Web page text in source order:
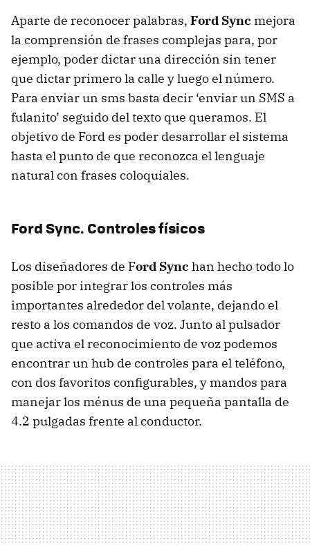
Aparte de reconocer palabras, Ford Sync mejora
la comprensión de frases complejas para, por
ejemplo, poder dictar una dirección sin tener
que dictar primero la calle y luego el número.
Para enviar un sms basta decir ‘enviar un SMS a
fulanito’ seguido del texto que queramos. El
objetivo de Ford es poder desarrollar el sistema
hasta el punto de que reconozca el lenguaje
natural con frases coloquiales.
Ford Sync. Controles físicos
Los diseñadores de Ford Sync han hecho todo lo
posible por integrar los controles más
importantes alrededor del volante, dejando el
resto a los comandos de voz. Junto al pulsador
que activa el reconocimiento de voz podemos
encontrar un hub de controles para el teléfono,
con dos favoritos configurables, y mandos para
manejar los ménus de una pequeña pantalla de
4.2 pulgadas frente al conductor.